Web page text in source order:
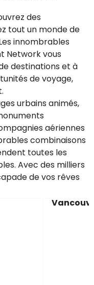
des
tout un monde de
innombrables
Network vous
destinations et à
de voyage,
urbains animés,
aériennes
combinaisons
toutes les
Avec des milliers
de vos rêves